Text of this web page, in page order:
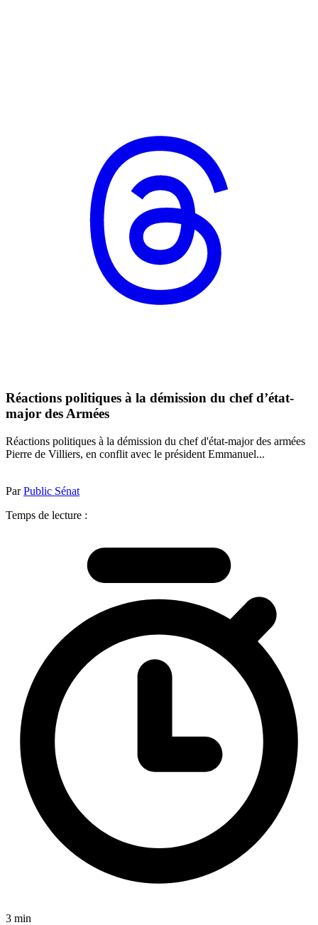
Réactions politiques à la démission du chef d’état-
major des Armées
Réactions politiques à la démission du chef d'état-major des armées
Pierre de Villiers, en conflit avec le président Emmanuel...
ParPublic Sénat
Temps de lecture :
3 min